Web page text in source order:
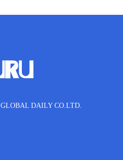
GLOBAL DAILY CO.LTD.